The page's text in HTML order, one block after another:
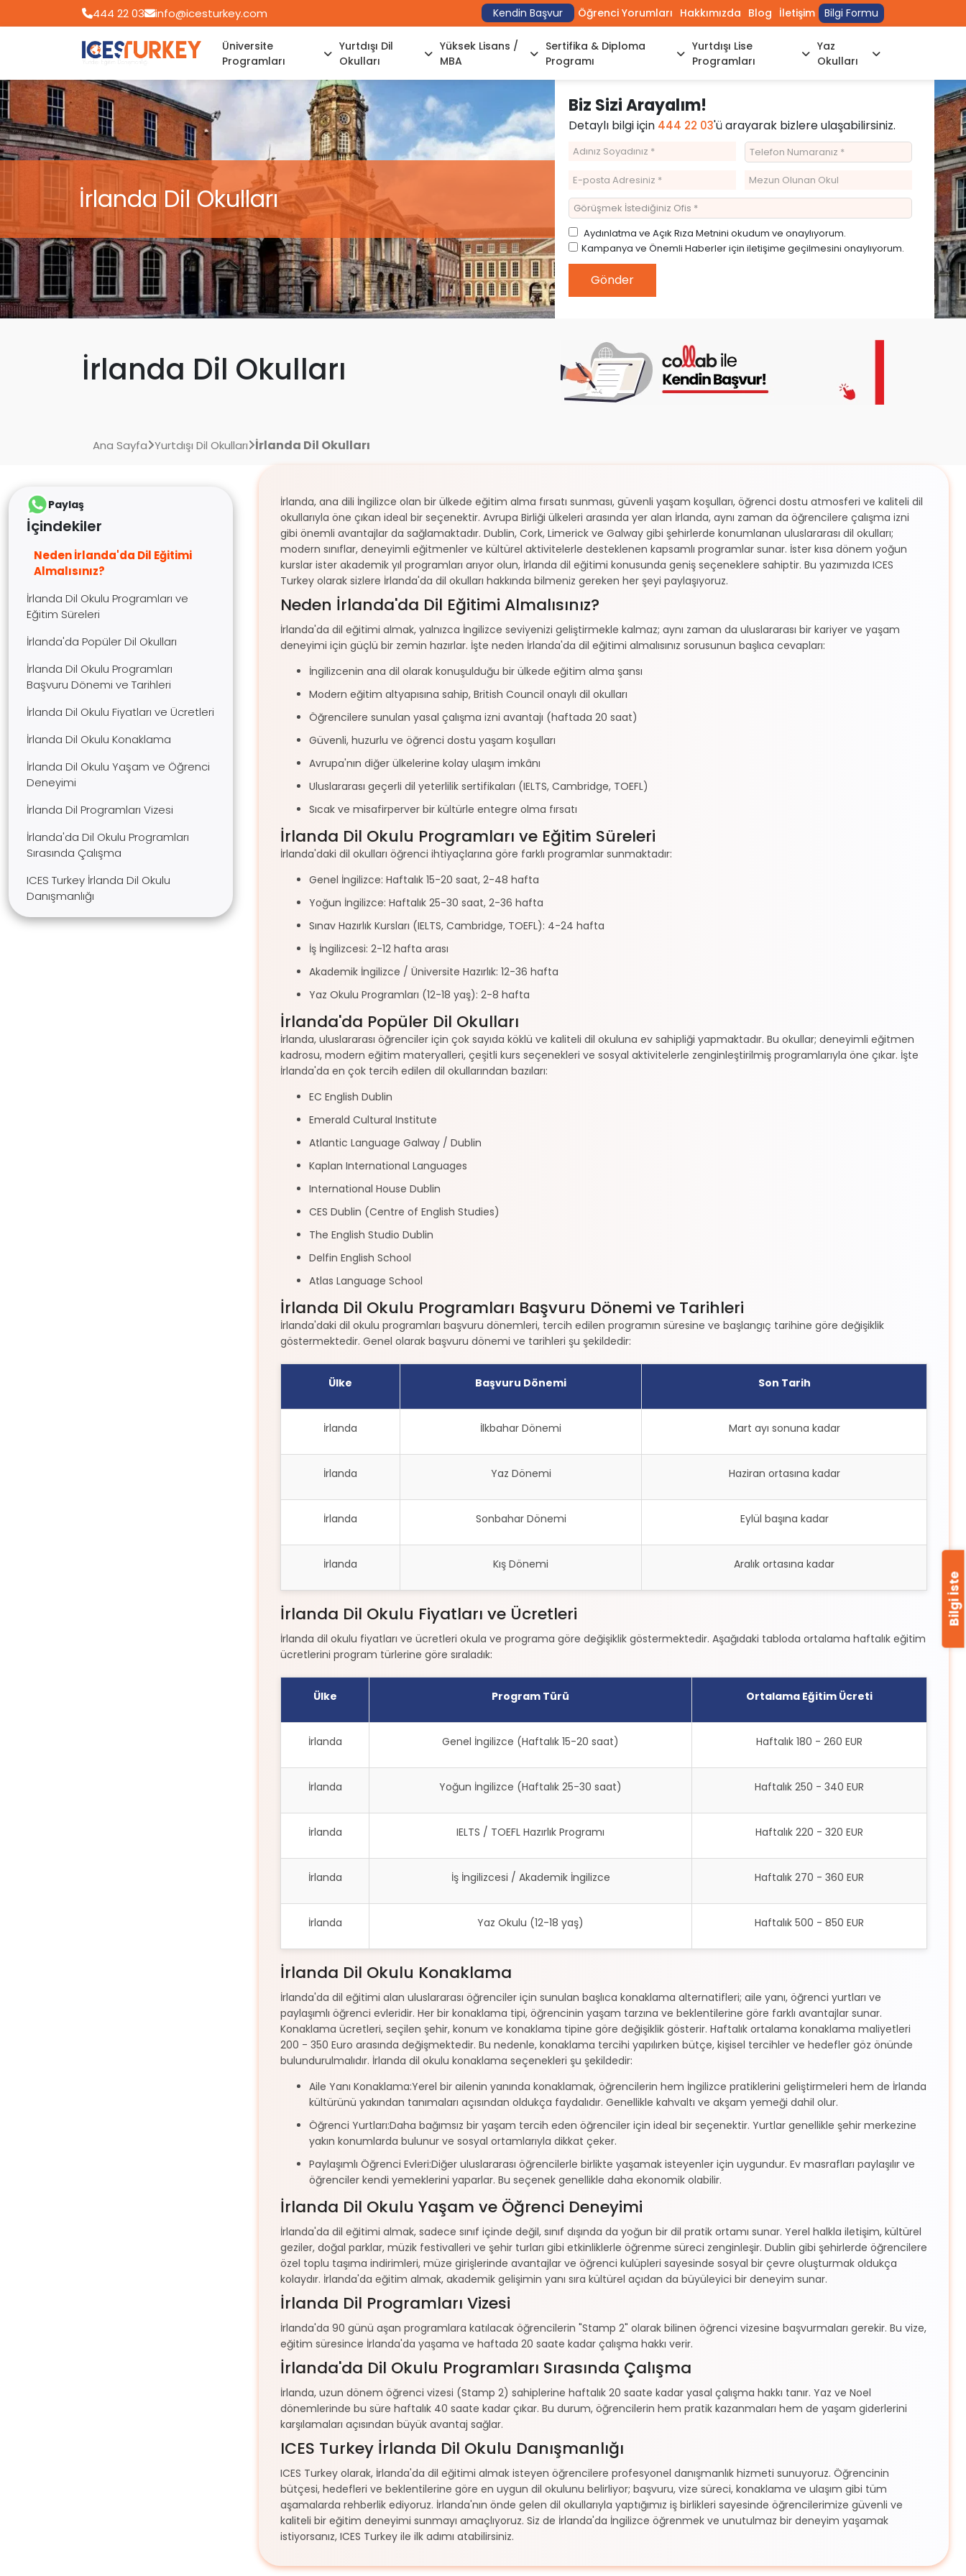
444 22 03 info@icesturkey.com Kendin Başvur Öğrenci Yorumları Hakkımızda Blog İletişim Bilgi Formu
Üniversite
Programları
Yurtdışı Dil
Okulları
Yüksek Lisans /
MBA
Sertifika & Diploma
Programı
Yurtdışı Lise
Programları
Yaz
Okulları
İrlanda Dil Okulları
Biz Sizi Arayalım!
Detaylı bilgi için 444 22 03'ü arayarak bizlere ulaşabilirsiniz.
Aydınlatma ve Açık Rıza Metnini okudum ve onaylıyorum.
Kampanya ve Önemli Haberler için iletişime geçilmesini onaylıyorum.
Gönder
İrlanda Dil Okulları
Ana Sayfa Yurtdışı Dil Okulları İrlanda Dil Okulları
Paylaş
İçindekiler
Neden İrlanda'da Dil Eğitimi
Almalısınız?
İrlanda Dil Okulu Programları ve
Eğitim Süreleri
İrlanda'da Popüler Dil Okulları
İrlanda Dil Okulu Programları
Başvuru Dönemi ve Tarihleri
İrlanda Dil Okulu Fiyatları ve Ücretleri
İrlanda Dil Okulu Konaklama
İrlanda Dil Okulu Yaşam ve Öğrenci
Deneyimi
İrlanda Dil Programları Vizesi
İrlanda'da Dil Okulu Programları
Sırasında Çalışma
ICES Turkey İrlanda Dil Okulu
Danışmanlığı
İrlanda, ana dili İngilizce olan bir ülkede eğitim alma fırsatı sunması, güvenli yaşam koşulları, öğrenci dostu atmosferi ve kaliteli dil
okullarıyla öne çıkan ideal bir seçenektir. Avrupa Birliği ülkeleri arasında yer alan İrlanda, aynı zaman da öğrencilere çalışma izni
gibi önemli avantajlar da sağlamaktadır. Dublin, Cork, Limerick ve Galway gibi şehirlerde konumlanan uluslararası dil okulları;
modern sınıflar, deneyimli eğitmenler ve kültürel aktivitelerle desteklenen kapsamlı programlar sunar. İster kısa dönem yoğun
kurslar ister akademik yıl programları arıyor olun, İrlanda dil eğitimi konusunda geniş seçeneklere sahiptir. Bu yazımızda ICES
Turkey olarak sizlere İrlanda'da dil okulları hakkında bilmeniz gereken her şeyi paylaşıyoruz.
Neden İrlanda'da Dil Eğitimi Almalısınız?
İrlanda'da dil eğitimi almak, yalnızca İngilizce seviyenizi geliştirmekle kalmaz; aynı zaman da uluslararası bir kariyer ve yaşam
deneyimi için güçlü bir zemin hazırlar. İşte neden İrlanda'da dil eğitimi almalısınız sorusunun başlıca cevapları:
İngilizcenin ana dil olarak konuşulduğu bir ülkede eğitim alma şansı
Modern eğitim altyapısına sahip, British Council onaylı dil okulları
Öğrencilere sunulan yasal çalışma izni avantajı (haftada 20 saat)
Güvenli, huzurlu ve öğrenci dostu yaşam koşulları
Avrupa'nın diğer ülkelerine kolay ulaşım imkânı
Uluslararası geçerli dil yeterlilik sertifikaları (IELTS, Cambridge, TOEFL)
Sıcak ve misafirperver bir kültürle entegre olma fırsatı
İrlanda Dil Okulu Programları ve Eğitim Süreleri
İrlanda'daki dil okulları öğrenci ihtiyaçlarına göre farklı programlar sunmaktadır:
Genel İngilizce: Haftalık 15-20 saat, 2-48 hafta
Yoğun İngilizce: Haftalık 25-30 saat, 2-36 hafta
Sınav Hazırlık Kursları (IELTS, Cambridge, TOEFL): 4-24 hafta
İş İngilizcesi: 2-12 hafta arası
Akademik İngilizce / Üniversite Hazırlık: 12-36 hafta
Yaz Okulu Programları (12-18 yaş): 2-8 hafta
İrlanda'da Popüler Dil Okulları
İrlanda, uluslararası öğrenciler için çok sayıda köklü ve kaliteli dil okuluna ev sahipliği yapmaktadır. Bu okullar; deneyimli eğitmen
kadrosu, modern eğitim materyalleri, çeşitli kurs seçenekleri ve sosyal aktivitelerle zenginleştirilmiş programlarıyla öne çıkar. İşte
İrlanda'da en çok tercih edilen dil okullarından bazıları:
EC English Dublin
Emerald Cultural Institute
Atlantic Language Galway / Dublin
Kaplan International Languages
International House Dublin
CES Dublin (Centre of English Studies)
The English Studio Dublin
Delfin English School
Atlas Language School
İrlanda Dil Okulu Programları Başvuru Dönemi ve Tarihleri
İrlanda'daki dil okulu programları başvuru dönemleri, tercih edilen programın süresine ve başlangıç tarihine göre değişiklik
göstermektedir. Genel olarak başvuru dönemi ve tarihleri şu şekildedir:
Ülke Başvuru Dönemi Son Tarih
İrlanda İlkbahar Dönemi Mart ayı sonuna kadar
İrlanda Yaz Dönemi Haziran ortasına kadar
İrlanda Sonbahar Dönemi Eylül başına kadar
İrlanda Kış Dönemi Aralık ortasına kadar
İrlanda Dil Okulu Fiyatları ve Ücretleri
İrlanda dil okulu fiyatları ve ücretleri okula ve programa göre değişiklik göstermektedir. Aşağıdaki tabloda ortalama haftalık eğitim
ücretlerini program türlerine göre sıraladık:
Ülke Program Türü Ortalama Eğitim Ücreti
İrlanda Genel İngilizce (Haftalık 15-20 saat) Haftalık 180 - 260 EUR
İrlanda Yoğun İngilizce (Haftalık 25-30 saat) Haftalık 250 - 340 EUR
İrlanda IELTS / TOEFL Hazırlık Programı Haftalık 220 - 320 EUR
İrlanda İş İngilizcesi / Akademik İngilizce Haftalık 270 - 360 EUR
İrlanda Yaz Okulu (12-18 yaş) Haftalık 500 - 850 EUR
İrlanda Dil Okulu Konaklama
İrlanda'da dil eğitimi alan uluslararası öğrenciler için sunulan başlıca konaklama alternatifleri; aile yanı, öğrenci yurtları ve
paylaşımlı öğrenci evleridir. Her bir konaklama tipi, öğrencinin yaşam tarzına ve beklentilerine göre farklı avantajlar sunar.
Konaklama ücretleri, seçilen şehir, konum ve konaklama tipine göre değişiklik gösterir. Haftalık ortalama konaklama maliyetleri
200 - 350 Euro arasında değişmektedir. Bu nedenle, konaklama tercihi yapılırken bütçe, kişisel tercihler ve hedefler göz önünde
bulundurulmalıdır. İrlanda dil okulu konaklama seçenekleri şu şekildedir:
Aile Yanı Konaklama:Yerel bir ailenin yanında konaklamak, öğrencilerin hem İngilizce pratiklerini geliştirmeleri hem de İrlanda
kültürünü yakından tanımaları açısından oldukça faydalıdır. Genellikle kahvaltı ve akşam yemeği dahil olur.
Öğrenci Yurtları:Daha bağımsız bir yaşam tercih eden öğrenciler için ideal bir seçenektir. Yurtlar genellikle şehir merkezine
yakın konumlarda bulunur ve sosyal ortamlarıyla dikkat çeker.
Paylaşımlı Öğrenci Evleri:Diğer uluslararası öğrencilerle birlikte yaşamak isteyenler için uygundur. Ev masrafları paylaşılır ve
öğrenciler kendi yemeklerini yaparlar. Bu seçenek genellikle daha ekonomik olabilir.
İrlanda Dil Okulu Yaşam ve Öğrenci Deneyimi
İrlanda'da dil eğitimi almak, sadece sınıf içinde değil, sınıf dışında da yoğun bir dil pratik ortamı sunar. Yerel halkla iletişim, kültürel
geziler, doğal parklar, müzik festivalleri ve şehir turları gibi etkinliklerle öğrenme süreci zenginleşir. Dublin gibi şehirlerde öğrencilere
özel toplu taşıma indirimleri, müze girişlerinde avantajlar ve öğrenci kulüpleri sayesinde sosyal bir çevre oluşturmak oldukça
kolaydır. İrlanda'da eğitim almak, akademik gelişimin yanı sıra kültürel açıdan da büyüleyici bir deneyim sunar.
İrlanda Dil Programları Vizesi
İrlanda'da 90 günü aşan programlara katılacak öğrencilerin "Stamp 2" olarak bilinen öğrenci vizesine başvurmaları gerekir. Bu vize,
eğitim süresince İrlanda'da yaşama ve haftada 20 saate kadar çalışma hakkı verir.
İrlanda'da Dil Okulu Programları Sırasında Çalışma
İrlanda, uzun dönem öğrenci vizesi (Stamp 2) sahiplerine haftalık 20 saate kadar yasal çalışma hakkı tanır. Yaz ve Noel
dönemlerinde bu süre haftalık 40 saate kadar çıkar. Bu durum, öğrencilerin hem pratik kazanmaları hem de yaşam giderlerini
karşılamaları açısından büyük avantaj sağlar.
ICES Turkey İrlanda Dil Okulu Danışmanlığı
ICES Turkey olarak, İrlanda'da dil eğitimi almak isteyen öğrencilere profesyonel danışmanlık hizmeti sunuyoruz. Öğrencinin
bütçesi, hedefleri ve beklentilerine göre en uygun dil okulunu belirliyor; başvuru, vize süreci, konaklama ve ulaşım gibi tüm
aşamalarda rehberlik ediyoruz. İrlanda'nın önde gelen dil okullarıyla yaptığımız iş birlikleri sayesinde öğrencilerimize güvenli ve
kaliteli bir eğitim deneyimi sunmayı amaçlıyoruz. Siz de İrlanda'da İngilizce öğrenmek ve unutulmaz bir deneyim yaşamak
istiyorsanız, ICES Turkey ile ilk adımı atabilirsiniz.
Bilgi İste